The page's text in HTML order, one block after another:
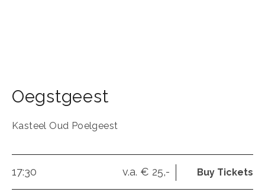
Oegstgeest
Kasteel Oud Poelgeest
17:30 v.a. € 25,- Buy Tickets